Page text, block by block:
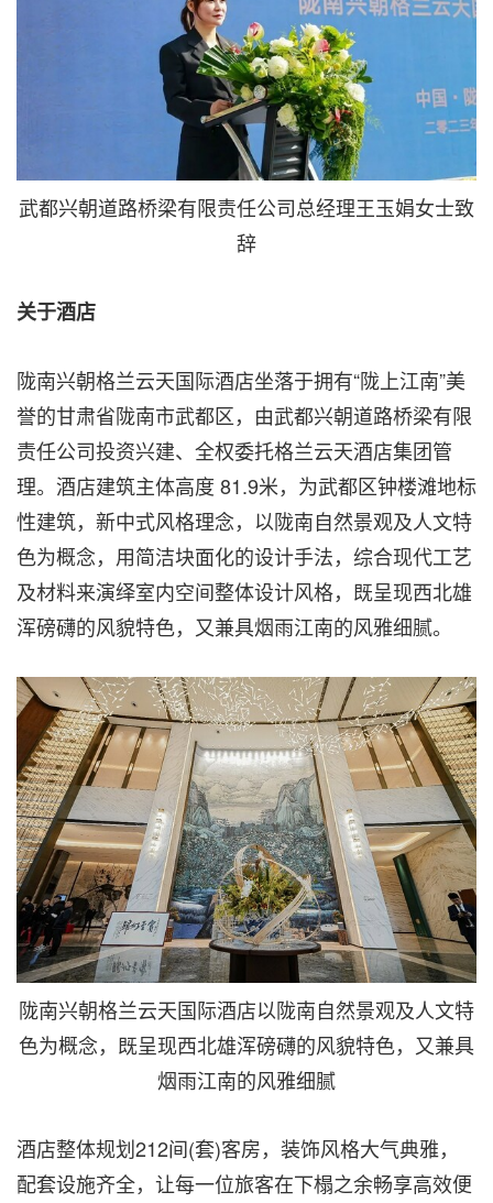
武都兴朝道路桥梁有限责任公司总经理王玉娟女士致
辞
关于酒店
陇南兴朝格兰云天国际酒店坐落于拥有“陇上江南”美
誉的甘肃省陇南市武都区，由武都兴朝道路桥梁有限
责任公司投资兴建、全权委托格兰云天酒店集团管
理。酒店建筑主体高度 81.9米，为武都区钟楼滩地标
性建筑，新中式风格理念，以陇南自然景观及人文特
色为概念，用简洁块面化的设计手法，综合现代工艺
及材料来演绎室内空间整体设计风格，既呈现西北雄
浑磅礴的风貌特色，又兼具烟雨江南的风雅细腻。
陇南兴朝格兰云天国际酒店以陇南自然景观及人文特
色为概念，既呈现西北雄浑磅礴的风貌特色，又兼具
烟雨江南的风雅细腻
酒店整体规划212间(套)客房，装饰风格大气典雅，
配套设施齐全，让每一位旅客在下榻之余畅享高效便